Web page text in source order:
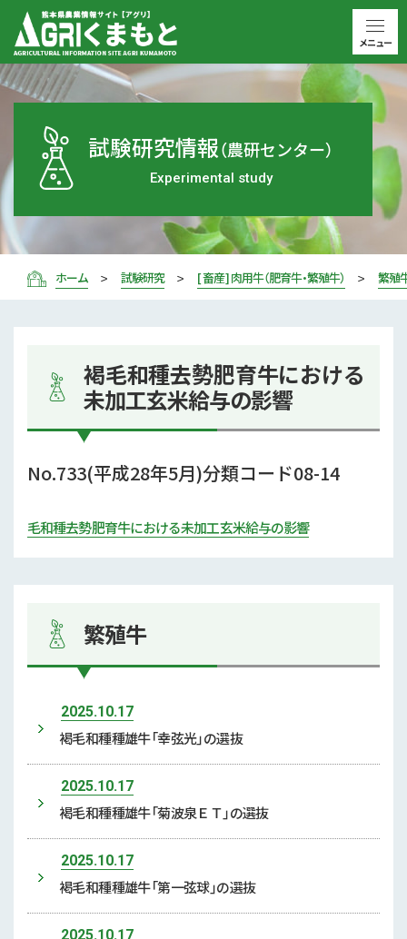
試験研究情報（農研センター）
Experimental study
ホーム 試験研究 [ 畜産 ] 肉用牛（肥育牛・繁殖牛） 繁殖
褐毛和種去勢肥育牛における
未加工玄米給与の影響
No.733(平成28年5月)分類コード08-14
毛和種去勢肥育牛における未加工玄米給与の影響
繁殖牛
2025.10.17
褐毛和種種雄牛「幸弦光」の選抜
2025.10.17
褐毛和種種雄牛「菊波泉ＥＴ」の選抜
2025.10.17
褐毛和種種雄牛「第一弦球」の選抜
2025.10.17
メニュー